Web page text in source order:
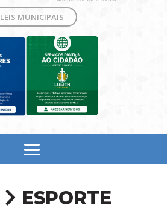
LEIS MUNICIPAIS
ESPORTE